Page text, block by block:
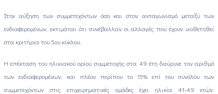
Στην αύξηση των συμμετεχόντων όσο και στον ανταγωνισμό μεταξύ των
ενδιαφερομένων, εκτιμάται ότι συνέβαλλαν οι αλλαγές που έχουν υιοθετηθεί
στα κριτήρια του 5ου κύκλου.
Η επέκταση του ηλικιακού ορίου συμμετοχής στα 49 έτη διεύρυνε τον αριθμό
των ενδιαφερομένων, και πλέον περίπου το 15% επί του συνόλου των
συμμετεχόντων στις επιχειρηματικές ομάδες έχει ηλικία 41-49 ετών.